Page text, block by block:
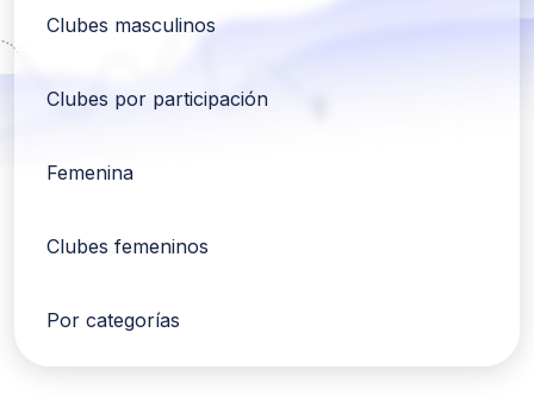
Clubes masculinos
Clubes por participación
Femenina
Clubes femeninos
Por categorías